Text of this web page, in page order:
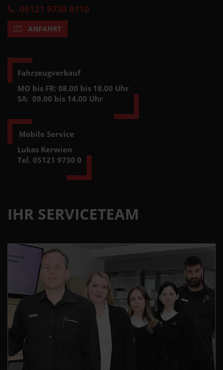
05121 9730 8110
ANFAHRT
Fahrzeugverkauf
MO bis FR: 08.00 bis 18.00 Uhr
SA: 09.00 bis 14.00 Uhr
Mobile Service
Lukas Kerwien
Tel. 05121 9730 0
IHR SERVICETEAM